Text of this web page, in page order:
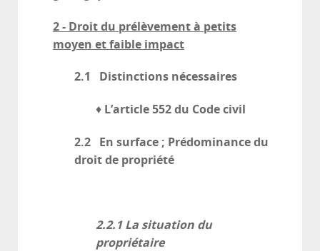
2 - Droit du prélèvement à petits
moyen et faible impact
2.1 Distinctions nécessaires
♦ L’article 552 du Code civil
2.2 En surface ; Prédominance du
droit de propriété
2.2.1La situation du
propriétaire